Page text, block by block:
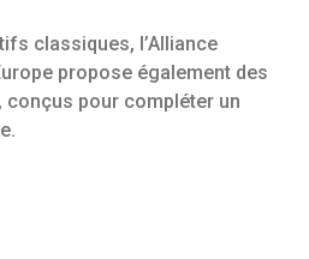
classiques, l’Alliance
propose également des
pour compléter un